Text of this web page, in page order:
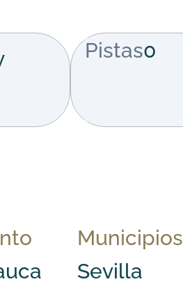
Pistas0
Municipios
Sevilla